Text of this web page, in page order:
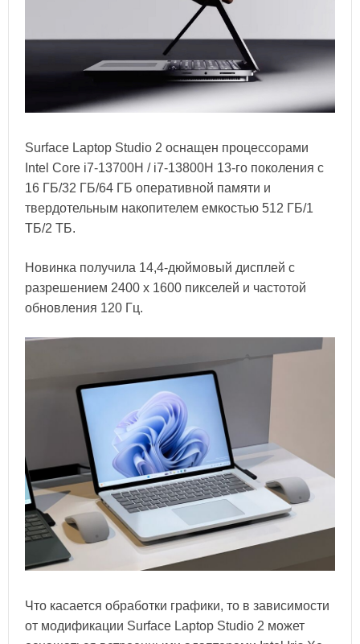
Surface Laptop Studio 2 оснащен процессорами
Intel Core i7-13700H / i7-13800H 13-го поколения с
16 ГБ/32 ГБ/64 ГБ оперативной памяти и
твердотельным накопителем емкостью 512 ГБ/1
ТБ/2 ТБ.
Новинка получила 14,4-дюймовый дисплей с
разрешением 2400 х 1600 пикселей и частотой
обновления 120 Гц.
Что касается обработки графики, то в зависимости
от модификации Surface Laptop Studio 2 может